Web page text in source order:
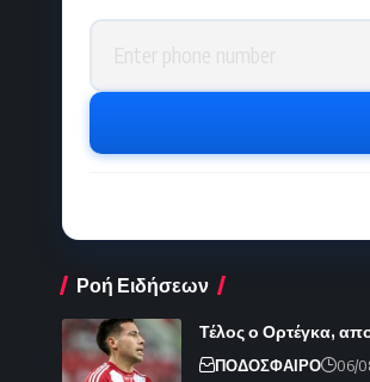
Phone number
Ροή Ειδήσεων
Τέλος ο Ορτέγκα,
ΠΟΔΟΣΦΑΙΡΟ 06/